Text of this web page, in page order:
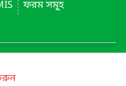
ফরম সমূ্হ